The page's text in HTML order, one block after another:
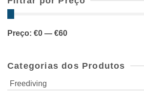
Preço
Preço
Preço: €0 — €60
Categorias dos Produtos
Freediving